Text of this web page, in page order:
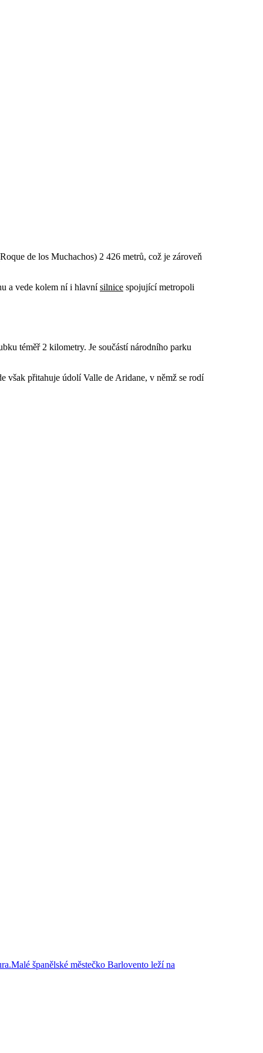
de los Muchachos) 2 426 metrů, což je zároveň
a vede kolem ní i hlavnísilnice spojující metropoli
téměř 2 kilometry. Je součástí národního parku
však přitahuje údolí Valle de Aridane, v němž se rodí
španělské městečko Barlovento leží na